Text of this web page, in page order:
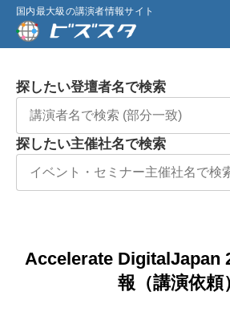
国内最大級の講演者情報サイト
探したい登壇者名で検索
探したい主催社名で検索
Accelerate DigitalJapan
報（講演依頼